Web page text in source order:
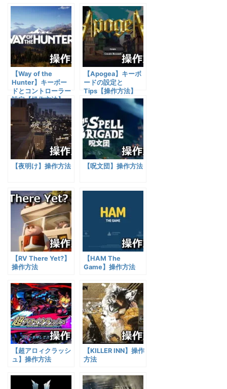
【Way of the
Hunter】キーボー
ドとコントローラー
設定【操作方法】
【Apogea】キーボ
ードの設定と
Tips【操作方法】
【夜明け】操作方法 【呪文団】操作方法
【RV There Yet?】
操作方法
【HAM The
Game】操作方法
【超アロィクラッシ
ュ】操作方法
【KILLER INN】操作
方法